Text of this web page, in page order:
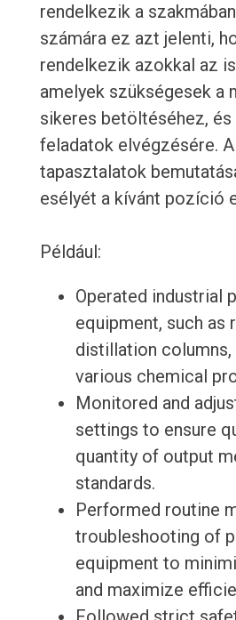
rendelkezik a
számára ez azt jelenti,
rendelkezik azokkal az
amelyek szükségesek a
sikeres betöltéséhez, és
feladatok elvégzésére.
tapasztalatok
esélyét a kívánt pozíció
Például:
Operated industrial
equipment, such as
distillation
various chemical
Monitored and
settings to ensure
quantity of output
standards.
Performed routine
troubleshooting of
equipment to
and maximize